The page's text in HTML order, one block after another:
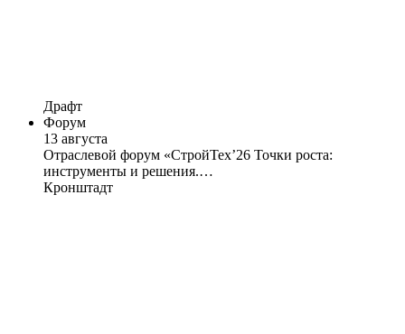
Драфт
Форум
13 августа
Отраслевой форум «СтройТех’26 Точки роста:
инструменты и решения.…
Кронштадт